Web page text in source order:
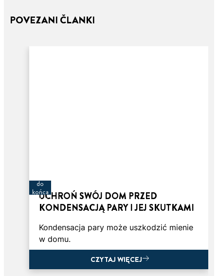
POVEZANI ČLANKI
do
końca
artykułu
UCHROŃ SWÓJ DOM PRZED
KONDENSACJĄ PARY I JEJ SKUTKAMI
Kondensacja pary może uszkodzić mienie
w domu.
CZYTAJ WIĘCEJ